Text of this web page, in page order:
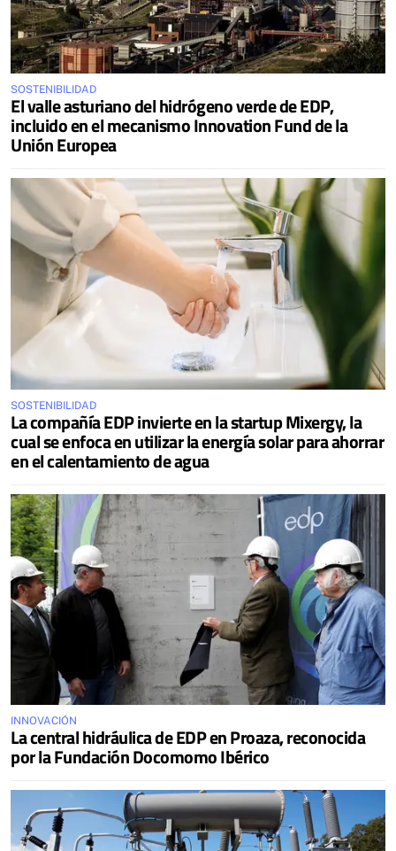
SOSTENIBILIDAD
El valle asturiano del hidrógeno verde de EDP,
incluido en el mecanismo Innovation Fund de la
Unión Europea
SOSTENIBILIDAD
La compañía EDP invierte en la startup Mixergy, la
cual se enfoca en utilizar la energía solar para ahorrar
en el calentamiento de agua
INNOVACIÓN
La central hidráulica de EDP en Proaza, reconocida
por la Fundación Docomomo Ibérico